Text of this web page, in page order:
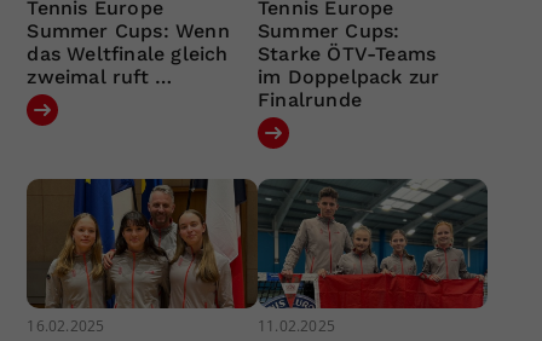
Tennis Europe
Summer Cups: Wenn
das Weltfinale gleich
zweimal ruft …
Tennis Europe
Summer Cups:
Starke ÖTV-Teams
im Doppelpack zur
Finalrunde
16.02.2025 11.02.2025